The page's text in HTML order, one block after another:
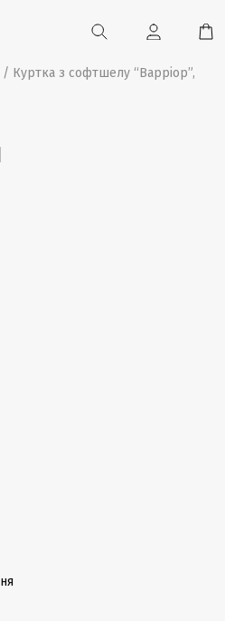
/ Куртка з софтшелу “Варріор”,